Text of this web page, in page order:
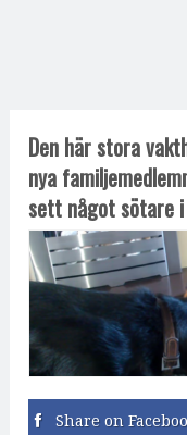
Den här stora
nya
sett något sötare
Share on